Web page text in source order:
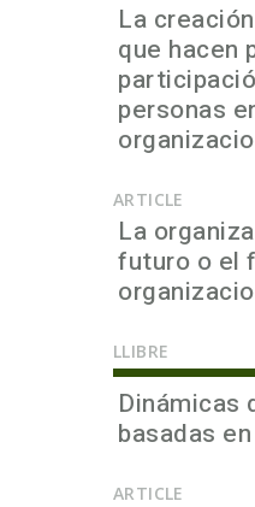
La
que hacen
personas
ARTICLE
La
futuro o el
LLIBRE
Dinámicas
basadas
ARTICLE